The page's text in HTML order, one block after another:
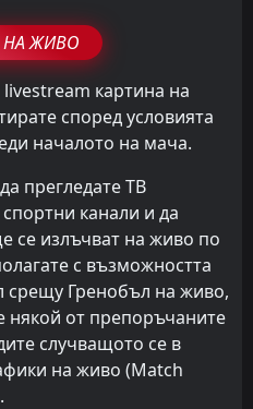
НА ЖИВО
картина на
според условията
началото на мача.
прегледате ТВ
канали и да
се излъчват на живо по
с възможността
срещу Гренобъл на живо,
някой от препоръчаните
случващото се в
на живо (Match